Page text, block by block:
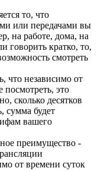
то, что
или передачами вы
на работе, дома, на
говорить кратко, то,
смотреть
что независимо от
посмотреть, это
сколько десятков
сумма будет
вашего
преимущество -
от времени суток